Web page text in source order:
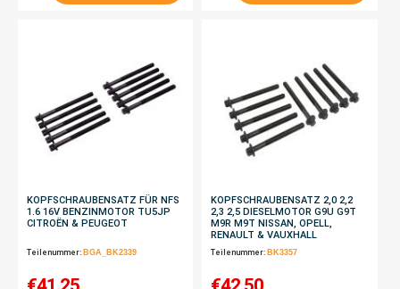
KOPFSCHRAUBENSATZ FÜR NFS
1.6 16V BENZINMOTOR TU5JP
CITROËN & PEUGEOT
Teilenummer: BGA_BK2339
KOPFSCHRAUBENSATZ 2,0 2,2
2,3 2,5 DIESELMOTOR G9U G9T
M9R M9T NISSAN, OPELL,
RENAULT & VAUXHALL
Teilenummer: BK3357